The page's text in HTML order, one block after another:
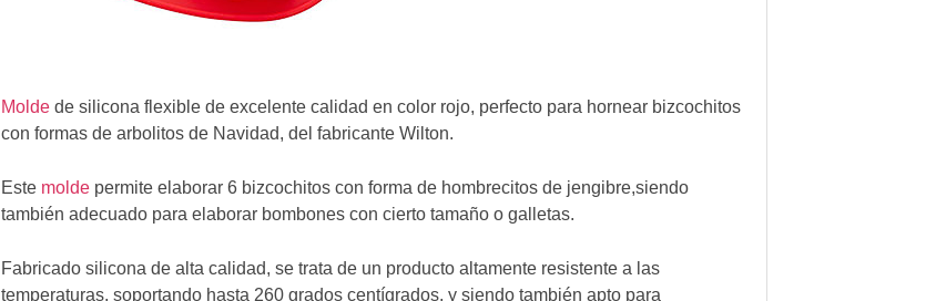
Moldede silicona flexible de excelente calidad en color rojo, perfecto para hornear bizcochitos
con formas de arbolitos de Navidad, del fabricante Wilton.
Este moldepermite elaborar 6 bizcochitos con forma de hombrecitos de jengibre,siendo
también adecuado para elaborar bombones con cierto tamaño o galletas.
Fabricado silicona de alta calidad, se trata de un producto altamente resistente a las
temperaturas, soportando hasta 260 grados centígrados, y siendo también apto para